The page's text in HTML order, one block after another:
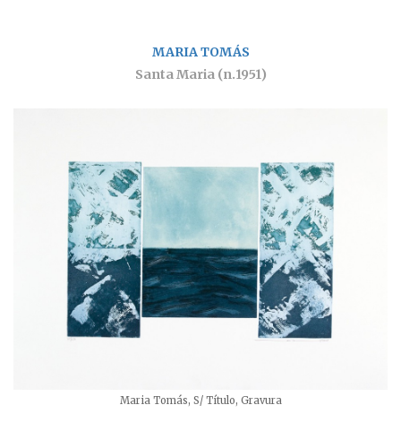
MARIA TOMÁS
Santa Maria (n.1951)
Maria Tomás, S/ Título, Gravura